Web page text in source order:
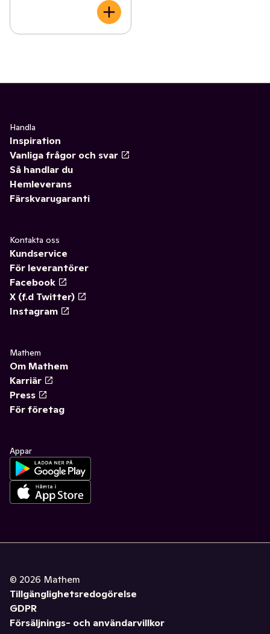
Handla
Inspiration
Vanliga frågor och svar
Så handlar du
Hemleverans
Färskvarugaranti
Kontakta oss
Kundservice
För leverantörer
Facebook
X (f.d Twitter)
Instagram
Mathem
Om Mathem
Karriär
Press
För företag
Appar
© 2026 Mathem
Tillgänglighetsredogörelse
GDPR
Försäljnings- och användarvillkor